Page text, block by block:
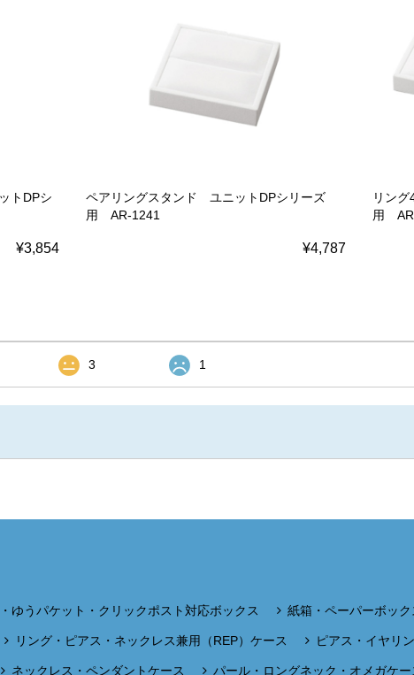
トDPシ
¥3,854
ペアリングスタンド ユニットDPシリーズ
用 AR-1241
¥4,787
リン
用
3 1
ゆうパケット・クリックポスト対応ボックス 紙箱・ペーパーボック
リング・ピアス・ネックレス兼用（REP）ケース ピアス・イヤリ
ネックレス・ペンダントケース パール・ロングネック・オメガケー